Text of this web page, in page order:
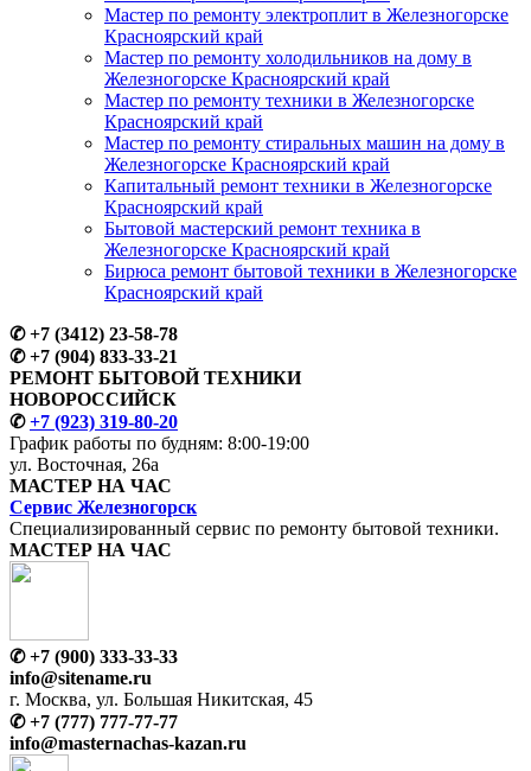
Мастер по ремонту электроплит в Железногорске
Красноярский край
Мастер по ремонту холодильников на дому в
Железногорске Красноярский край
Мастер по ремонту техники в Железногорске
Красноярский край
Мастер по ремонту стиральных машин на дому в
Железногорске Красноярский край
Капитальный ремонт техники в Железногорске
Красноярский край
Бытовой мастерский ремонт техника в
Железногорске Красноярский край
Бирюса ремонт бытовой техники в Железногорске
Красноярский край
✆ +7 (3412) 23-58-78
✆+7 (904) 833-33-21
РЕМОНТ БЫТОВОЙ ТЕХНИКИ
НОВОРОССИЙСК
✆ +7 (923) 319-80-20
График работы по будням: 8:00-19:00
ул. Восточная, 26а
МАСТЕР НА ЧАС
Сервис Железногорск
Специализированный сервис по ремонту бытовой техники.
МАСТЕР НА ЧАС
✆+7 (900) 333-33-33
info@sitename.ru
г. Москва, ул. Большая Никитская, 45
✆ +7 (777) 777-77-77
info@masternachas-kazan.ru